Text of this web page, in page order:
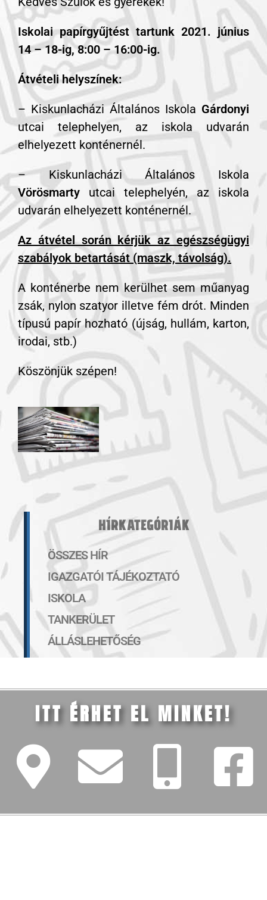
Iskolai papírgyűjtést tartunk 2021. június
14 – 18-ig, 8:00 – 16:00-ig.
Átvételi helyszínek:
– Kiskunlacházi Általános Iskola Gárdonyi
utcai telephelyen, az iskola udvarán
elhelyezett konténernél.
– Kiskunlacházi Általános Iskola
Vörösmarty utcai telephelyén, az iskola
udvarán elhelyezett konténernél.
Az átvétel során kérjük az egészségügyi
szabályok betartását (maszk, távolság).
A konténerbe nem kerülhet sem műanyag
zsák, nylon szatyor illetve fém drót. Minden
típusú papír hozható (újság, hullám, karton,
irodai, stb.)
Köszönjük szépen!
HÍRKATEGÓRIÁK
ÖSSZES HÍR
IGAZGATÓI TÁJÉKOZTATÓ
ISKOLA
TANKERÜLET
ÁLLÁSLEHETŐSÉG
ITT ÉRHET EL MINKET!